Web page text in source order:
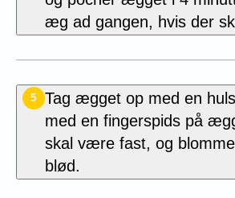
æg ad gangen, hvis der
5
Tag ægget op med en
med en fingerspids på
skal være fast, og
blød.